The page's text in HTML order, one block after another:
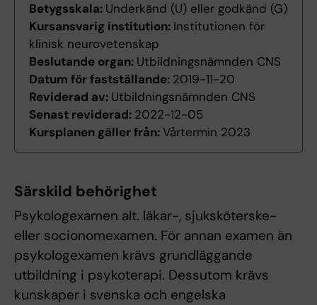
Betygsskala: Underkänd (U) eller godkänd (G)
Kursansvarig institution: Institutionen för
klinisk neurovetenskap
Beslutande organ: Utbildningsnämnden CNS
Datum för fastställande: 2019-11-20
Reviderad av: Utbildningsnämnden CNS
Senast reviderad: 2022-12-05
Kursplanen gäller från:Vårtermin 2023
Särskild behörighet
Psykologexamen alt. läkar-, sjuksköterske-
eller socionomexamen. För annan examen än
psykologexamen krävs grundläggande
utbildning i psykoterapi. Dessutom krävs
kunskaper i svenska och engelska